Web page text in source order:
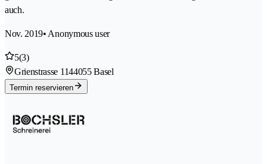
auch.
Nov. 2019• Anonymous user
5(3)
Grienstrasse 1144055 Basel
Termin reservieren